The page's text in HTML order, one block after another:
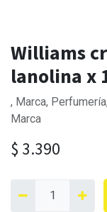
Williams
lanolina x
, Marca,
Marca
$ 3.390